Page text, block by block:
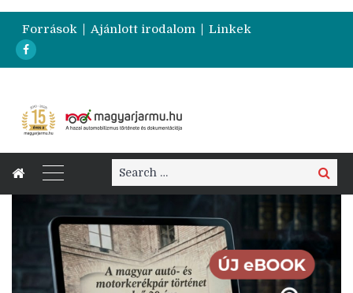
Források Ajánlott irodalom Linkek
Search
for:
Search